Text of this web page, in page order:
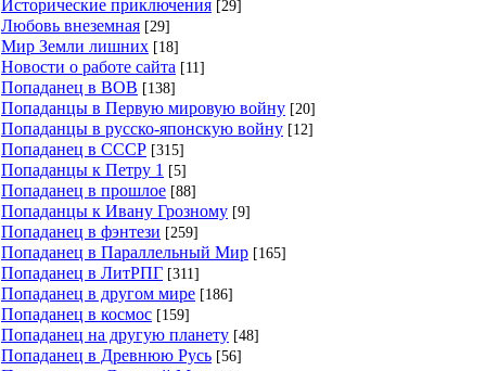
Исторические приключения [29]
Любовь внеземная [29]
Мир Земли лишних [18]
Новости о работе сайта [11]
Попаданец в ВОВ [138]
Попаданцы в Первую мировую войну [20]
Попаданцы в русско-японскую войну [12]
Попаданец в СССР [315]
Попаданцы к Петру 1 [5]
Попаданец в прошлое [88]
Попаданцы к Ивану Грозному [9]
Попаданец в фэнтези [259]
Попаданец в Параллельный Мир [165]
Попаданец в ЛитРПГ [311]
Попаданец в другом мире [186]
Попаданец в космос [159]
Попаданец на другую планету [48]
Попаданец в Древнюю Русь [56]